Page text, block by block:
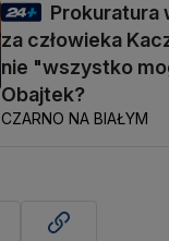
Prokuratura
za człowieka
nie "wszystko
Obajtek?
CZARNO NA BIAŁYM